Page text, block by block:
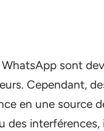
WhatsApp sont
Cependant,
en une source
des